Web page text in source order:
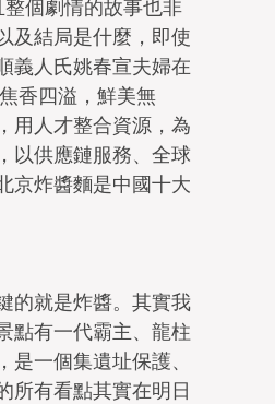
個劇情的故事也非
及結局是什麼，即使
義人氏姚春宣夫婦在
香四溢，鮮美無
用人才整合資源，為
以供應鏈服務、全球
京炸醬麵是中國十大
的就是炸醬。其實我
點有一代霸主、龍柱
一個集遺址保護、
所有看點其實在明日